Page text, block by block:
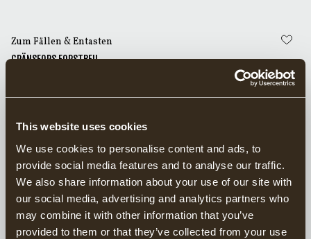
This website uses cookies
We use cookies to personalise content and ads, to
provide social media features and to analyse our traffic.
We also share information about your use of our site with
our social media, advertising and analytics partners who
may combine it with other information that you’ve
provided to them or that they’ve collected from your use
Zum Fällen & Entasten
GRÄNSFORS FORSTBEIL
Eine durchdachte Geschenkidee
Zum Fällen & Entasten
GRÄNSFORS FORSTAXT